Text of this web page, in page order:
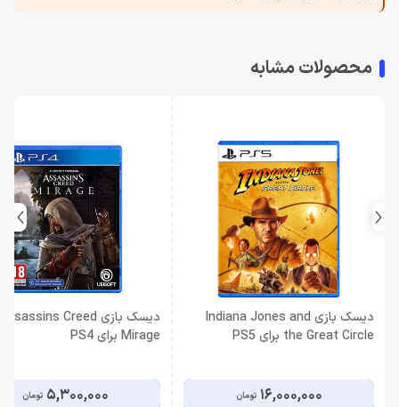
محصولات مشابه
دیسک بازی Indiana Jones and
the Great Circle برای PS5
16,000,000 تومان
دیسک بازی Assassins Creed
Mirage برای PS4
5,300,000 تومان